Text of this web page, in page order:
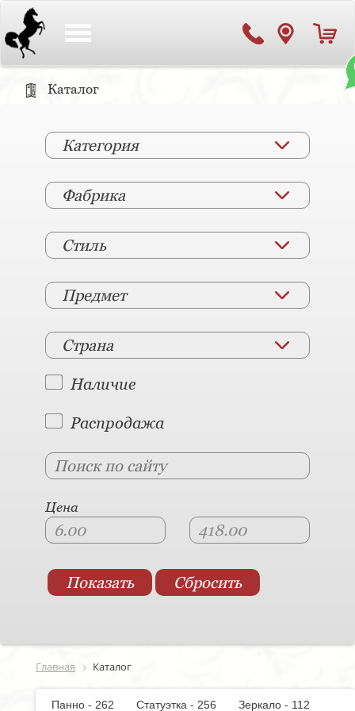
Каталог
Категория
Фабрика
Стиль
Предмет
Страна
Наличие
Распродажа
Цена
Главная Каталог
Панно - 262 Статуэтка - 256
Зеркало - 112